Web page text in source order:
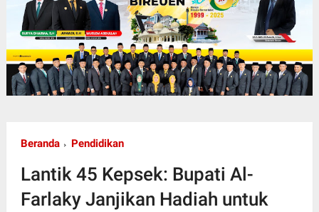
Beranda Pendidikan
Lantik 45 Kepsek: Bupati Al-
Farlaky Janjikan Hadiah untuk